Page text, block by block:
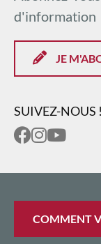
d'information
JE
SUIVEZ-NOUS !
COMMENT